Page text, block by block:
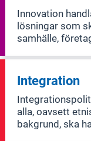
forskn
Innovation
lösningar som
samhälle,
för att utveckla
innovations-
svenska företag
Integration
alla, oavsett
bakgrund, ska